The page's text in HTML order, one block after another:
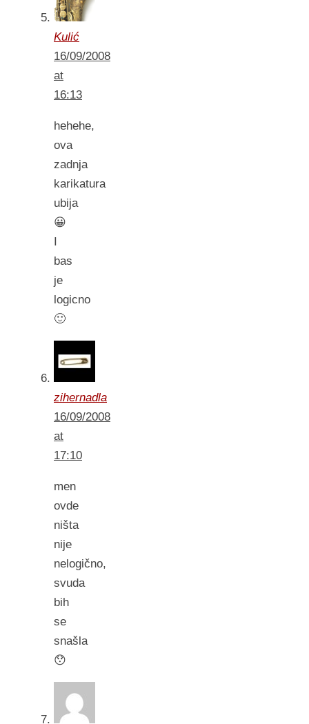
Kulić
16/09/2008
at
16:13
hehehe,
ova
zadnja
karikatura
ubija
😀
I
bas
je
logicno
🙂
zihernadla
16/09/2008
at
17:10
men
ovde
ništa
nije
nelogično,
svuda
bih
se
snašla
😯